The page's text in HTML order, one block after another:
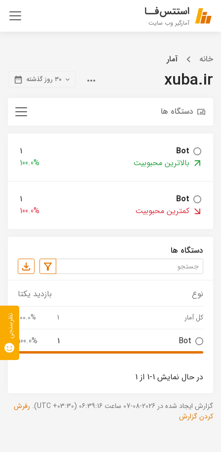
استتس‌فــا
آمارگیر وب سایت
خانه آمار
xuba.ir ۳۰ روز گذشته
دستگاه ها
Bot
1
بالاترین محبوبیت
100.0%
Bot
1
کمترین محبوبیت
100.0%
دستگاه ها
نوع بازدید یکتا
کل آمار 1
100.0%
Bot
1
100.0%
در حال نمایش 1-1 از 1
گزارش ایجاد شده در 2026-08-07 ساعت 06:39:16 (UTC +03:30).
رفرش
کردن گزارش
نظرسنجی